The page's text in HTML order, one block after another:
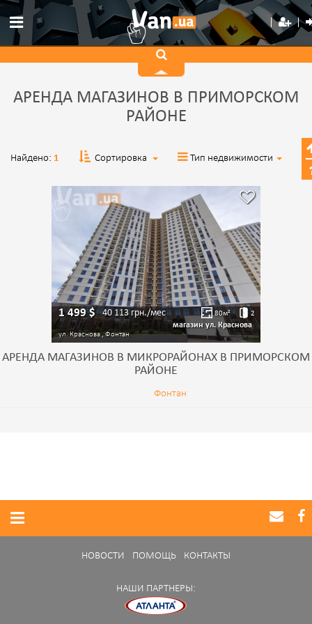
АРЕНДА МАГАЗИНОВ В ПРИМОРСКОМ
РАЙОНЕ
Найдено: 1 Сортировка Тип недвижимости
1 499$ 40 113грн./мес 80м² 2
магазин ул. Краснова
ул. Краснова , Фонтан
АРЕНДА МАГАЗИНОВ В МИКРОРАЙОНАХ В ПРИМОРСКОМ
РАЙОНЕ
Фонтан
НОВОСТИ ПОМОЩЬ КОНТАКТЫ
НАШИ ПАРТНЕРЫ: